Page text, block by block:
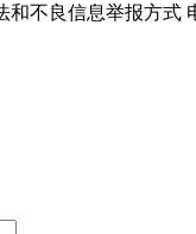
和不良信息举报方式